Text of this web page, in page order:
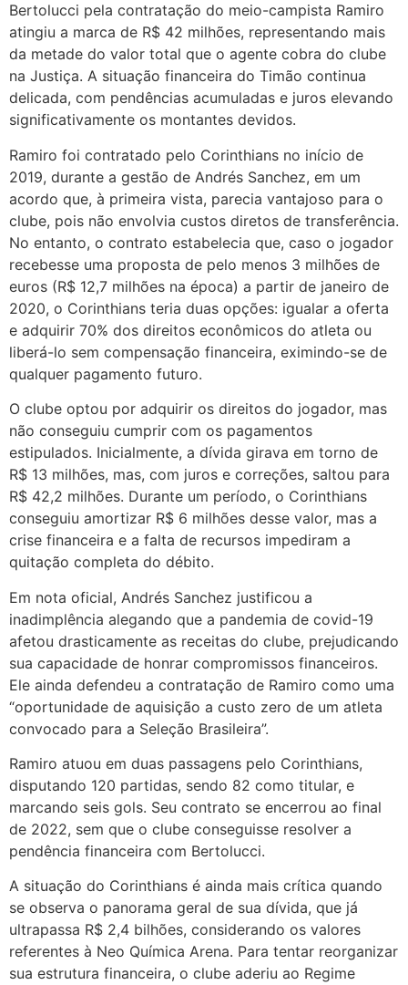
Bertolucci pela contratação do meio-campista Ramiro
atingiu a marca de R$ 42 milhões, representando mais
da metade do valor total que o agente cobra do clube
na Justiça. A situação financeira do Timão continua
delicada, com pendências acumuladas e juros elevando
significativamente os montantes devidos.
Ramiro foi contratado pelo Corinthians no início de
2019, durante a gestão de Andrés Sanchez, em um
acordo que, à primeira vista, parecia vantajoso para o
clube, pois não envolvia custos diretos de transferência.
No entanto, o contrato estabelecia que, caso o jogador
recebesse uma proposta de pelo menos 3 milhões de
euros (R$ 12,7 milhões na época) a partir de janeiro de
2020, o Corinthians teria duas opções: igualar a oferta
e adquirir 70% dos direitos econômicos do atleta ou
liberá-lo sem compensação financeira, eximindo-se de
qualquer pagamento futuro.
O clube optou por adquirir os direitos do jogador, mas
não conseguiu cumprir com os pagamentos
estipulados. Inicialmente, a dívida girava em torno de
R$ 13 milhões, mas, com juros e correções, saltou para
R$ 42,2 milhões. Durante um período, o Corinthians
conseguiu amortizar R$ 6 milhões desse valor, mas a
crise financeira e a falta de recursos impediram a
quitação completa do débito.
Em nota oficial, Andrés Sanchez justificou a
inadimplência alegando que a pandemia de covid-19
afetou drasticamente as receitas do clube, prejudicando
sua capacidade de honrar compromissos financeiros.
Ele ainda defendeu a contratação de Ramiro como uma
“oportunidade de aquisição a custo zero de um atleta
convocado para a Seleção Brasileira”.
Ramiro atuou em duas passagens pelo Corinthians,
disputando 120 partidas, sendo 82 como titular, e
marcando seis gols. Seu contrato se encerrou ao final
de 2022, sem que o clube conseguisse resolver a
pendência financeira com Bertolucci.
A situação do Corinthians é ainda mais crítica quando
se observa o panorama geral de sua dívida, que já
ultrapassa R$ 2,4 bilhões, considerando os valores
referentes à Neo Química Arena. Para tentar reorganizar
sua estrutura financeira, o clube aderiu ao Regime